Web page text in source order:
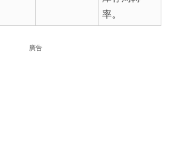
率。
廣告